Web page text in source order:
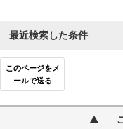
最近検索した条件
このページをメ
ールで送る